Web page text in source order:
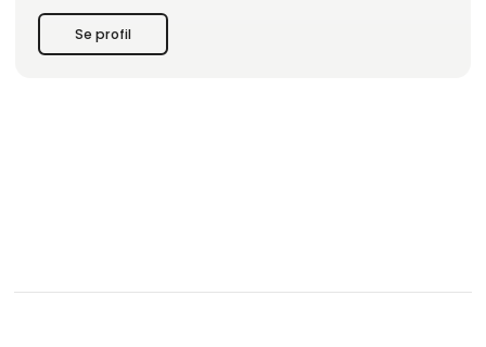
Kom forbi og få en snak med vores eksperter – vi glæder os
til at mød
Se profil